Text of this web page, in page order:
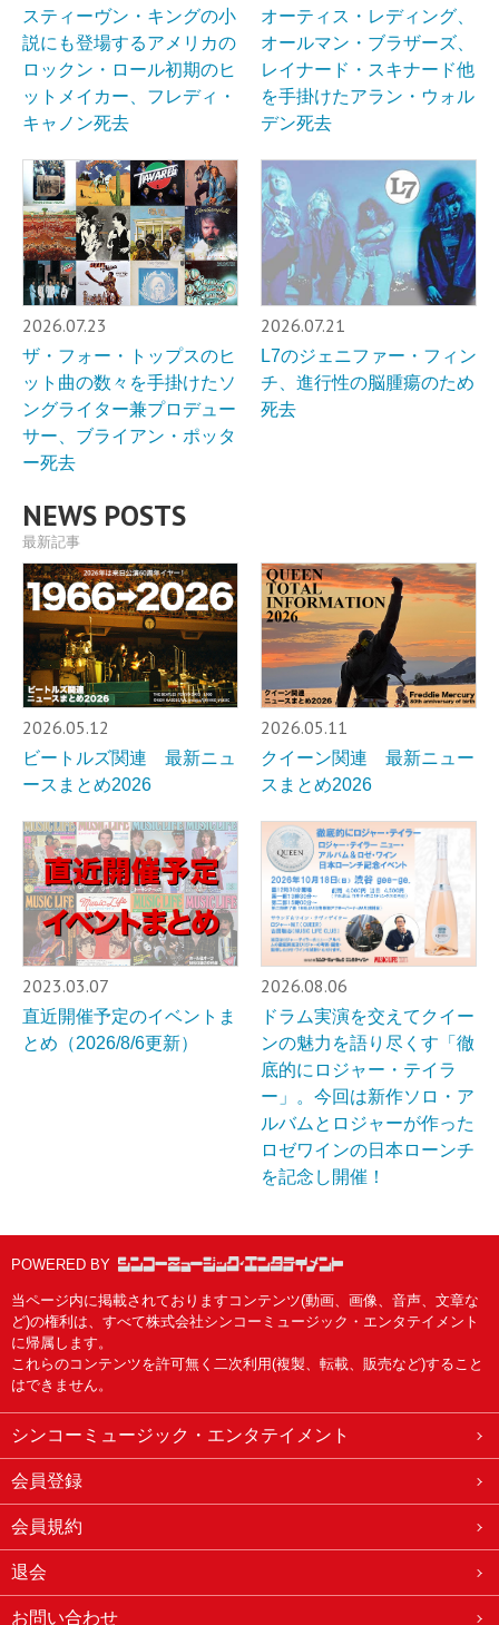
スティーヴン・キングの小
説にも登場するアメリカの
ロックン・ロール初期のヒ
ットメイカー、フレディ・
キャノン死去
オーティス・レディング、
オールマン・ブラザーズ、
レイナード・スキナード他
を手掛けたアラン・ウォル
デン死去
2026.07.23
ザ・フォー・トップスのヒ
ット曲の数々を手掛けたソ
ングライター兼プロデュー
サー、ブライアン・ポッタ
ー死去
2026.07.21
L7のジェニファー・フィン
チ、進行性の脳腫瘍のため
死去
NEWS POSTS
最新記事
2026.05.12
ビートルズ関連 最新ニュ
ースまとめ2026
2026.05.11
クイーン関連 最新ニュー
スまとめ2026
2023.03.07
直近開催予定のイベントま
とめ（2026/8/6更新）
2026.08.06
ドラム実演を交えてクイー
ンの魅力を語り尽くす「徹
底的にロジャー・テイラ
ー」。今回は新作ソロ・ア
ルバムとロジャーが作った
ロゼワインの日本ローンチ
を記念し開催！
POWERED BY
当ページ内に掲載されておりますコンテンツ(動画、画像、音声、文章な
ど)の権利は、すべて株式会社シンコーミュージック・エンタテイメント
に帰属します。
これらのコンテンツを許可無く二次利用(複製、転載、販売など)すること
はできません。
シンコーミュージック・エンタテイメント
会員登録
会員規約
退会
お問い合わせ